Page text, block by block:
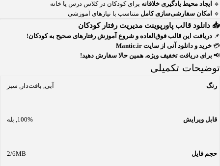
🔹 ایجاد محیط یادگیری خلاقانه برای کودکان در کلاس درس یا خانه
🔹 امکان سفارشی‌سازی کامل متناسب با نیازهای آموزشی
📥 دانلود قالب پاورپوینت مدیریت رفتار کودکان
📌 دریافت این قالب فوق‌العاده و شروع آموزش رفتارهای صحیح به کودکان!
💳 خرید و دانلود آنی از سایت Mantic.ir
📢 برای دریافت تخفیف ویژه، همین حالا سفارش دهید!
توضیحات تکمیلی
رنگ آبی بافت‌دار سبز
قابل ویرایش 100%
, بله
حجم فایل 2/6MB